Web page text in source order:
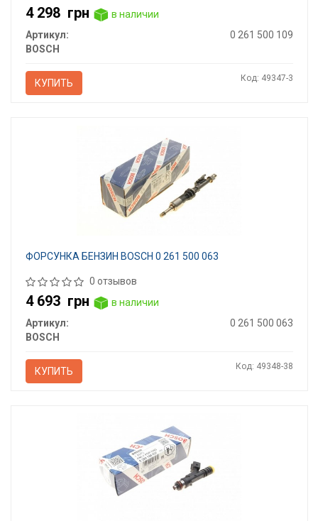
4 298 грн
в наличии
Артикул:
0 261 500 109
BOSCH
КУПИТЬ Код: 49347-3
ФОРСУНКА БЕНЗИН BOSCH 0 261 500 063
0 отзывов
4 693 грн
в наличии
Артикул:
0 261 500 063
BOSCH
КУПИТЬ Код: 49348-38